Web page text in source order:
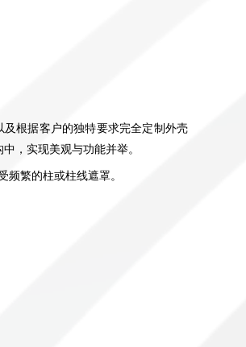
根据客户的独特要求完全定制外壳
，实现美观与功能并举。
频繁的柱或柱线遮罩。